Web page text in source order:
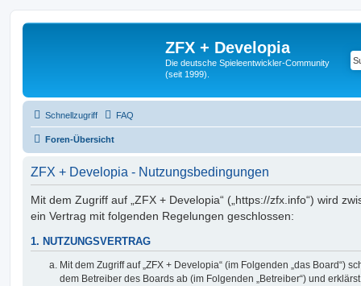
ZFX + Developia
Die deutsche Spieleentwickler-Community
(seit 1999).
Schnellzugriff FAQ
Foren-Übersicht
ZFX + Developia - Nutzungsbedingungen
Mit dem Zugriff auf „ZFX + Developia“ („https://zfx.info“) wird
ein Vertrag mit folgenden Regelungen geschlossen:
1. NUTZUNGSVERTRAG
Mit dem Zugriff auf „ZFX + Developia“ (im Folgenden „das Board“)
dem Betreiber des Boards ab (im Folgenden „Betreiber“) und